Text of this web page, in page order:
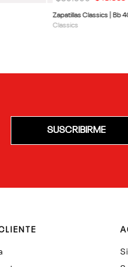
Zapatillas Classics | Bb
Classics
SUSCRIBIRME